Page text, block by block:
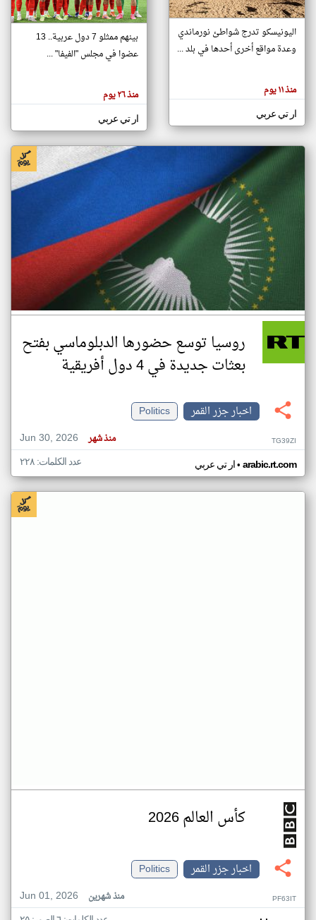
تغيير الدولة
اخبار جزر القمر على مدار الساعة
أهم اخبار جزر القمر العاجلة والمباشرة
هنا عن
وجهة
كاتبيها.
اليونيسكو تدرج شواطئ نورماندي
وعدة مواقع أخرى أحدها في بلد ...
منذ ١١ يوم
ار تي عربي
بينهم ممثلو 7 دول عربية.. 13
عضوا في مجلس "الفيفا" ...
منذ ٢٦ يوم
ار تي عربي
روسيا توسع حضورها الدبلوماسي بفتح
بعثات جديدة في 4 دول أفريقية
اخبار جزر القمر
Politics
Jun 30, 2026
منذ شهر TG39ZI
ار تي عربي• arabic.rt.com عدد الكلمات: ٢٢٨
كأس العالم 2026
اخبار جزر القمر
Politics
Jun 01, 2026
منذ شهرين PF63IT
klyoum.com